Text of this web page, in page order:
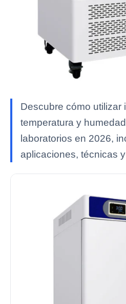
Descubre cómo utilizar
temperatura y
laboratorios en 2026,
aplicaciones, técnicas